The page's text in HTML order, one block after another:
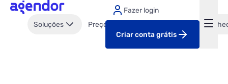
Soluções Preços
Fazer login
Criar conta grátis